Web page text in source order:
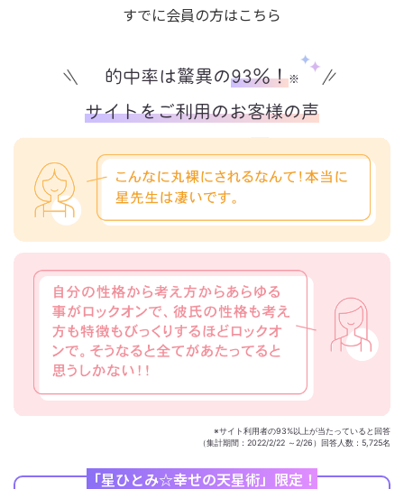
すでに会員の方はこちら
的中率は驚異の93%！※
サイトをご利用のお客様の声
※サイト利用者の93%以上が当たっていると回答
（集計期間：2022/2/22 ～2/26）回答人数：5,725名
「星ひとみ☆幸せの天星術」限定！